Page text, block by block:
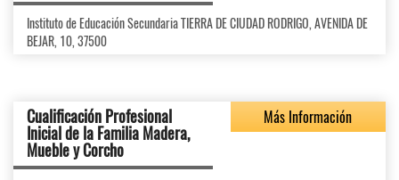
Instituto de Educación Secundaria TIERRA DE CIUDAD RODRIGO, AVENIDA DE
BEJAR, 10, 37500
Cualificación Profesional
Inicial de la Familia Madera,
Mueble y Corcho
Más Información